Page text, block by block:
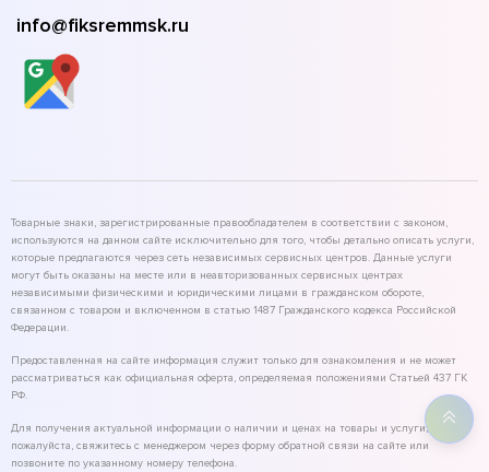
info@fiksremmsk.ru
Товарные знаки, зарегистрированные правообладателем в соответствии с законом,
используются на данном сайте исключительно для того, чтобы детально описать услуги,
которые предлагаются через сеть независимых сервисных центров. Данные услуги
могут быть оказаны на месте или в неавторизованных сервисных центрах
независимыми физическими и юридическими лицами в гражданском обороте,
связанном с товаром и включенном в статью 1487 Гражданского кодекса Российской
Федерации.
Предоставленная на сайте информация служит только для ознакомления и не может
рассматриваться как официальная оферта, определяемая положениями Статьей 437 ГК
РФ.
Для получения актуальной информации о наличии и ценах на товары и услуги,
пожалуйста, свяжитесь с менеджером через форму обратной связи на сайте или
позвоните по указанному номеру телефона.